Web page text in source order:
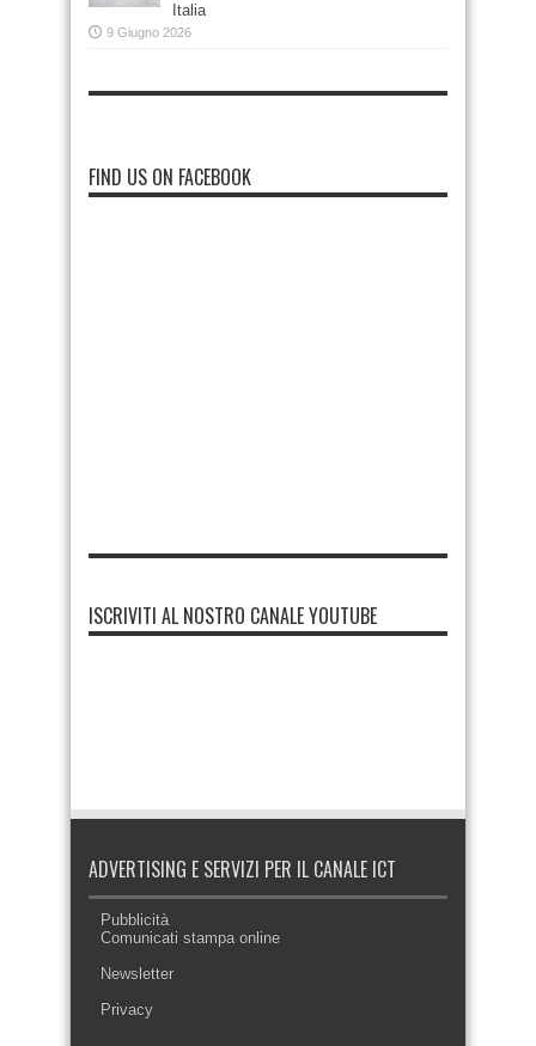
Italia
9 Giugno 2026
FIND US ON FACEBOOK
ISCRIVITI AL NOSTRO CANALE YOUTUBE
ADVERTISING E SERVIZI PER IL CANALE ICT
Pubblicità
Comunicati stampa online
Newsletter
Privacy